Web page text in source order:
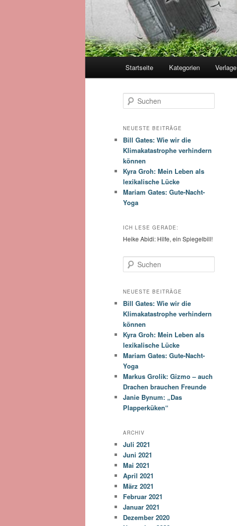
Zum
Inhalt
Zum
sekundären
wechseln
Startseite Kategorien Verlage
u
h
n
NEUESTE BEITRÄGE
Bill Gates: Wie wir die
Klimakatastrophe verhindern
können
Kyra Groh: Mein Leben als
lexikalische Lücke
Mariam Gates: Gute-Nacht-
Yoga
ICH LESE GERADE:
Heike Abidi: Hilfe, ein Spiegelbill!
u
h
n
NEUESTE BEITRÄGE
Bill Gates: Wie wir die
Klimakatastrophe verhindern
können
Kyra Groh: Mein Leben als
lexikalische Lücke
Mariam Gates: Gute-Nacht-
Yoga
Markus Grolik: Gizmo – auch
Drachen brauchen Freunde
Janie Bynum: „Das
Plapperküken“
ARCHIV
Juli 2021
Juni 2021
Mai 2021
April 2021
März 2021
Februar 2021
Januar 2021
Dezember 2020